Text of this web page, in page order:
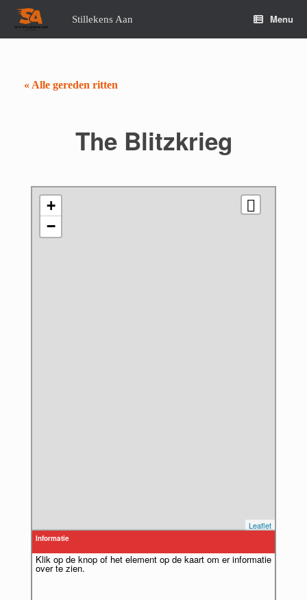
Spring
Stillekens Aan Menu
« Alle gereden ritten
The Blitzkrieg
+
−
Leaflet
Informatie
Klik op de knop of het element op de kaart om er informatie
over te zien.